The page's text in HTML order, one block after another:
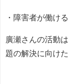
・障害者が働け
廣瀬さんの活動
題の解決に向け